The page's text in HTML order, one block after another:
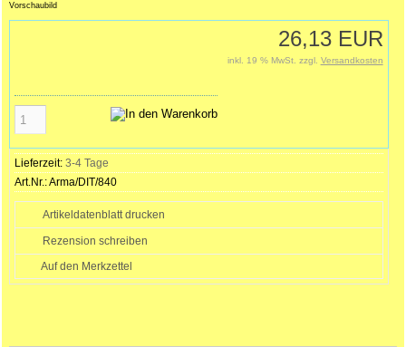
Vorschaubild
26,13 EUR
inkl. 19 % MwSt. zzgl. Versandkosten
Lieferzeit: 3-4 Tage
Art.Nr.:Arma/DIT/840
Artikeldatenblatt drucken
Rezension schreiben